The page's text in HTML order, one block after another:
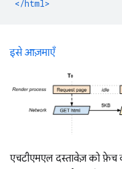
</html>
इसे आज़माएँ
एचटीएमएल दस्तावेज़ को फ़ेच